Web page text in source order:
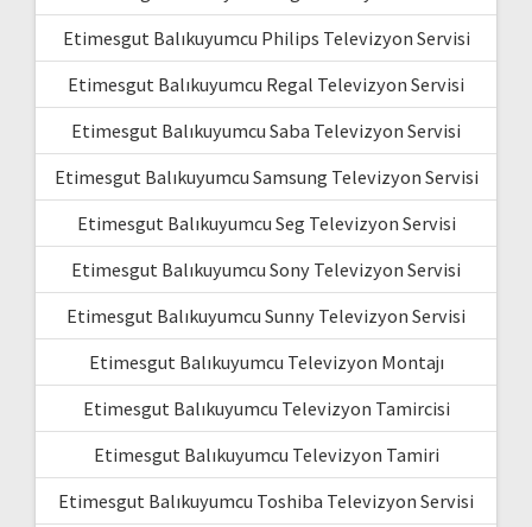
Etimesgut Balıkuyumcu Philips Televizyon Servisi
Etimesgut Balıkuyumcu Regal Televizyon Servisi
Etimesgut Balıkuyumcu Saba Televizyon Servisi
Etimesgut Balıkuyumcu Samsung Televizyon Servisi
Etimesgut Balıkuyumcu Seg Televizyon Servisi
Etimesgut Balıkuyumcu Sony Televizyon Servisi
Etimesgut Balıkuyumcu Sunny Televizyon Servisi
Etimesgut Balıkuyumcu Televizyon Montajı
Etimesgut Balıkuyumcu Televizyon Tamircisi
Etimesgut Balıkuyumcu Televizyon Tamiri
Etimesgut Balıkuyumcu Toshiba Televizyon Servisi